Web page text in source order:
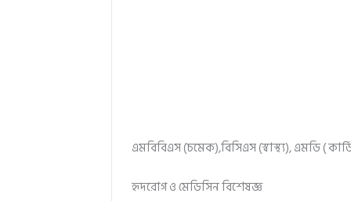
এমবিবিএস (চমেক),বিসিএস (স্বাস্থ্য), এমডি (
হৃদরোগ ও মেডিসিন বিশেষজ্ঞ